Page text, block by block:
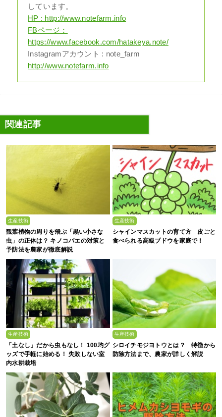
しています。
HP : http://www.notefarm.info
FBページ：
https://www.facebook.com/hatakeya.note/
Instagramアカウント : note_farm
http://www.notefarm.info
関連記事
生産技術
観葉植物の周りを飛ぶ「黒い小さな
虫」の正体は？ キノコバエの対策と
予防法を農家が徹底解説
生産技術
シャインマスカットの育て方 皮ごと
食べられる高級ブドウを家庭で！
生産技術
「土なし」だから虫もなし！ 100均グ
ッズで手軽に始める！ 失敗しない室
内水耕栽培
生産技術
シロイチモジヨトウとは？ 特徴から
防除方法まで、農家が詳しく解説